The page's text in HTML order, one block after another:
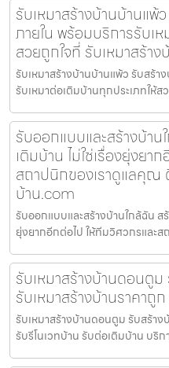
รับเหมาสร้างบ้านบ้านแ
ภายใน พร้อมบริการรับเ
สวยถูกใจที่ รับเหมาสร้า
รับเหมาสร้างบ้านบ้านแพ้ว รับสร้
รับเหมาต่อเติมบ้านทุกประเภทให้ส
รับออกแบบและสร้างบ้า
เติมบ้าน ไม่ใช่เรื่องยุ่งยา
สถาปนิกของเราดูแลคุณ
บ้าน.com
รับออกแบบและสร้างบ้านใกล้ฉัน ส
ยุ่งยากอีกต่อไป ให้ทีมวิศวกรและส
รับเหมาสร้างบ้านดอนตู
รับเหมาสร้างบ้านราคาถู
รับเหมาสร้างบ้านดอนตูม รับสร้าง
รับรีโนเวทบ้าน รับต่อเติมบ้าน บริ